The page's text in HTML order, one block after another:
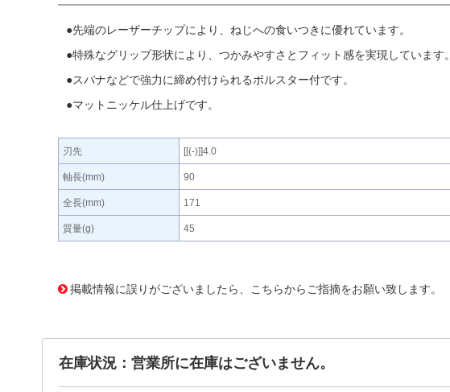
●先端のレーザーチップにより、ねじへの食いつきに優れています。
●特殊なグリップ形状により、つかみやすさとフィット感を実現しています。
●スパナなどで強力に締め付けられるボルスター付です。
●マットニッケル仕上げです。
刃先 [[(-)]]4.0
軸長(mm) 90
全長(mm) 171
質量(g) 45
掲載情報に誤りがございましたら、こちらからご指摘をお願い致します。
在庫状況：営業所に在庫はございません。